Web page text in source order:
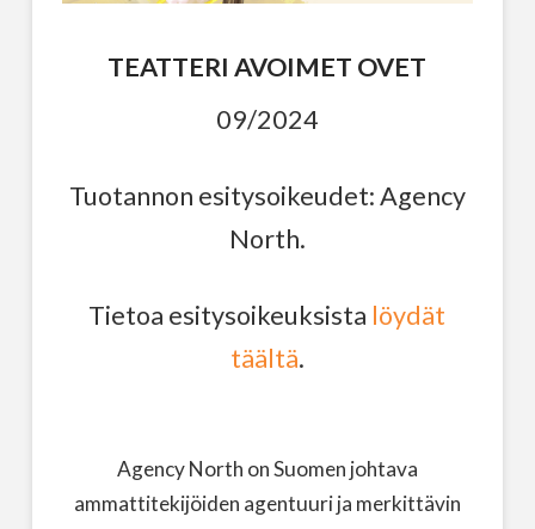
TEATTERI AVOIMET OVET
09/2024
Tuotannon esitysoikeudet: Agency
North.
Tietoa esitysoikeuksista löydät
täältä.
Agency North on Suomen johtava
ammattitekijöiden agentuuri ja merkittävin